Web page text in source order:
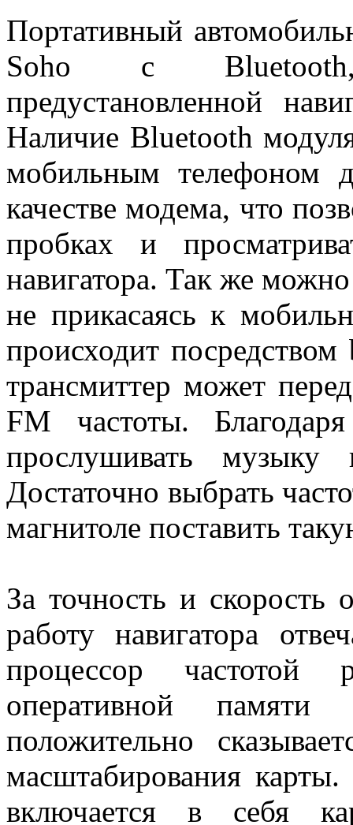
Портативный
Soho с
предустановленной
Наличие Bluetooth модуля
мобильным телефоном
качестве модема, что
пробках и
навигатора. Так же
не прикасаясь к
происходит
трансмиттер может
FM частоты.
прослушивать музыку
Достаточно выбрать
магнитоле поставить
За точность и скорость
работу навигатора
процессор
оперативной
положительно
масштабирования
включается в себя